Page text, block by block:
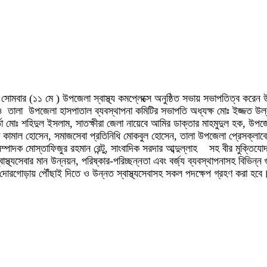
(১১ মে ) উপজেলা স্বাস্থ্য কমপ্লেক্সে অনুষ্ঠিত সভায় সভাপতিত্ব করেন
উপজেলা হাসপাতাল ব্যবস্থাপনা কমিটির সভাপতি অধ্যক্ষ মোঃ ইজ্জত
মোঃ শহিদুল ইসলাম, সাতক্ষীরা জেলা নায়েবে আমির ডাক্তার মাহমুদুল হক,
কামাল হোসেন, সমাজসেবা প্রতিনিধি মোকবুল হোসেন, তালা উপজেলা
মোস্তাফিজুর রহমান রেন্টু, সাংবাদিক সরদার আব্দুল্লাহ সহ বীর
মান উন্নয়ন, পরিষ্কার-পরিচ্ছন্নতা এবং বর্জ্য ব্যবস্থাপনাসহ
পৌঁছাই দিতে ও উন্নত স্বাস্থ্যসেবাসহ সকল পদক্ষেপ গ্রহণ করা হবে।